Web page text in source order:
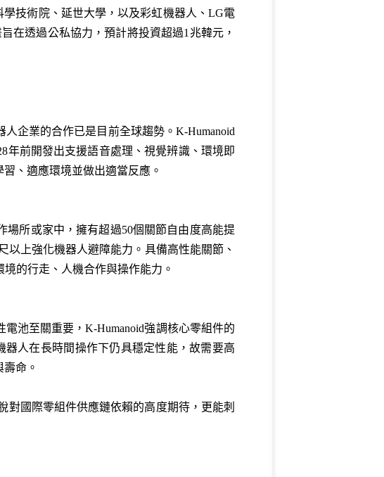
技術院、延世大學，以及彩虹機器人、 LG電
在透過公私協力，預計將投資超過1 兆韓元，
企業的合作已是目前全球趨勢。 K-Humanoid
年前開發出支援語音處理、視覺辨識、環境即
、適應環境並做出適當反應。
場所或家中，擁有超過50個關節自由度高能提
以上強化機器人避障能力。具備高性能關節、
的行走、人機合作與操作能力。
電池至關重要，K-Humanoid強調核心零組件的
器人在長時間操作下仍具穩定性能，故需要高
命。
對國際零組件供應鏈依賴的高度期待，更能刺